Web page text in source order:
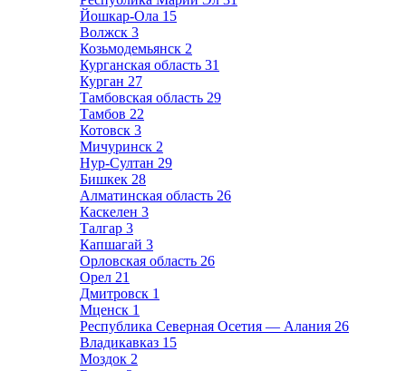
Йошкар-Ола 15
Волжск 3
Козьмодемьянск 2
Курганская область 31
Курган 27
Тамбовская область 29
Тамбов 22
Котовск 3
Мичуринск 2
Нур-Султан 29
Бишкек 28
Алматинская область 26
Каскелен 3
Талгар 3
Капшагай 3
Орловская область 26
Орел 21
Дмитровск 1
Мценск 1
Республика Северная Осетия — Алания 26
Владикавказ 15
Моздок 2